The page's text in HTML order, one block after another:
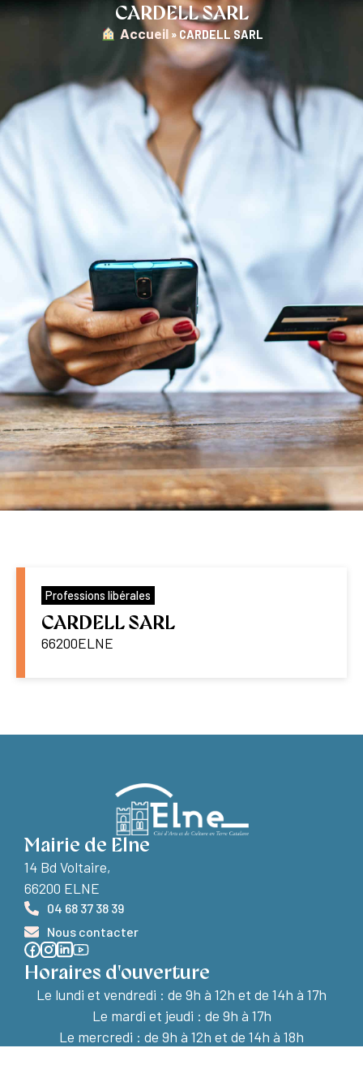
CARDELL SARL
︎ Accueil » CARDELL SARL
Professions libérales
CARDELL SARL
66200ELNE
Mairie de Elne
14 Bd Voltaire,
66200 ELNE
04 68 37 38 39
Nous contacter
Horaires d'ouverture
Le lundi et vendredi : de 9h à 12h et de 14h à 17h
Le mardi et jeudi : de 9h à 17h
Le mercredi : de 9h à 12h et de 14h à 18h